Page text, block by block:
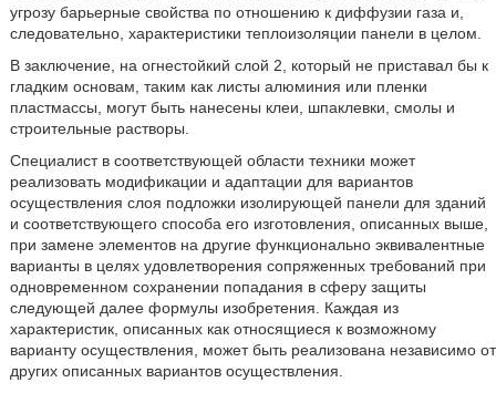
угрозу барьерные свойства по отношению к диффузии газа и,
следовательно, характеристики теплоизоляции панели в целом.
В заключение, на огнестойкий слой 2, который не приставал бы к
гладким основам, таким как листы алюминия или пленки
пластмассы, могут быть нанесены клеи, шпаклевки, смолы и
строительные растворы.
Специалист в соответствующей области техники может
реализовать модификации и адаптации для вариантов
осуществления слоя подложки изолирующей панели для зданий
и соответствующего способа его изготовления, описанных выше,
при замене элементов на другие функционально эквивалентные
варианты в целях удовлетворения сопряженных требований при
одновременном сохранении попадания в сферу защиты
следующей далее формулы изобретения. Каждая из
характеристик, описанных как относящиеся к возможному
варианту осуществления, может быть реализована независимо от
других описанных вариантов осуществления.